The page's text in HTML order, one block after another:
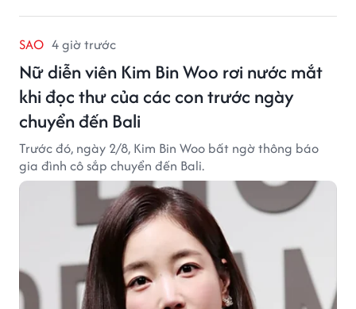
SAO 4 giờ trước
Nữ diễn viên Kim Bin Woo rơi nước mắt
khi đọc thư của các con trước ngày
chuyển đến Bali
Trước đó, ngày 2/8, Kim Bin Woo bất ngờ thông báo
gia đình cô sắp chuyển đến Bali.